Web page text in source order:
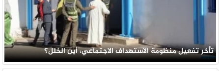
تأخر تفعيل منظومة الاستهداف الاجتماعي، أين الخلل؟